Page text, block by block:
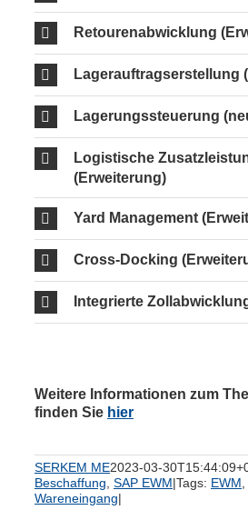
Retourenabwicklung
Lagerauftragserstellung
Lagerungssteuerung
Logistische
(Erweiterung)
Yard Management
Cross-Docking
Integrierte
Weitere Informationen zum
finden Sie hier
SERKEM ME2023-03-
Beschaffung SAP EWM|Tags: EWM
Wareneingang|